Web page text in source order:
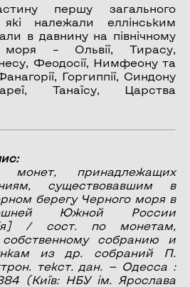
першу загального
належали еллінським
в давнину на північному
моря – Ольвії, Тирасу,
Феодосії, Нимфеону та
Горгиппії, Синдону
Танаїсу, Царства
принадлежащих
существовавшим в
берегу Черного моря в
Южной России
/ сост. по монетам,
собранию и
из др. собраний П.
текст. дан. — Одесса :
(Київ: НБУ ім. Ярослава